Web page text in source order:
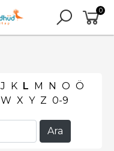
0
J K L M N O Ö
W X Y Z 0-9